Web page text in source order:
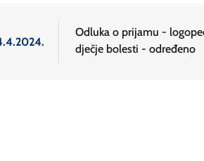
Odluka o prijamu -
dječje bolesti - određeno